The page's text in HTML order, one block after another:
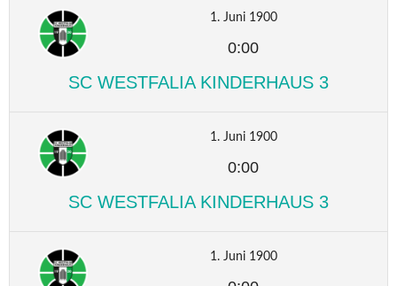
1. Juni 1900
0:00
SC WESTFALIA KINDERHAUS 3
1. Juni 1900
0:00
SC WESTFALIA KINDERHAUS 3
1. Juni 1900